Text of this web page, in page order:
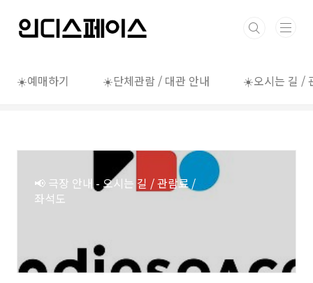
☀️예매하기 ☀️단체관람 / 대관 안내 ☀️오시는 길 /
📢 극장 안내 - 오시는 길 / 관람료 /
좌석도